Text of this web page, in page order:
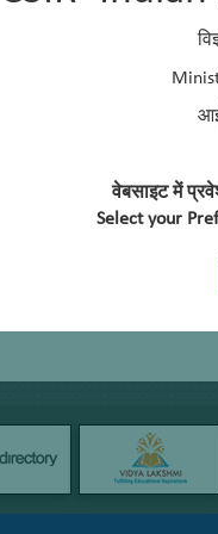
वेबसाइट में
Select your